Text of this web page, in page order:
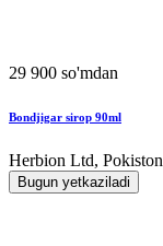
29 900 so'mdan
Bondjigar sirop 90ml
Herbion Ltd, Pokiston
Bugun yetkaziladi